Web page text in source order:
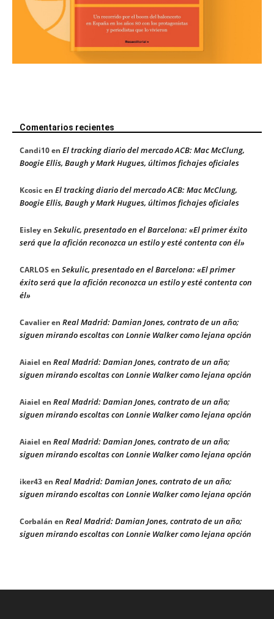
Comentarios recientes
Candi10en El tracking diario del mercado ACB: Mac McClung,
Boogie Ellis, Baugh y Mark Hugues, últimos fichajes oficiales
Kcosicen El tracking diario del mercado ACB: Mac McClung,
Boogie Ellis, Baugh y Mark Hugues, últimos fichajes oficiales
Eisleyen Sekulic, presentado en el Barcelona: «El primer éxito
será que la afición reconozca un estilo y esté contenta con él»
CARLOS en Sekulic, presentado en el Barcelona: «El primer
éxito será que la afición reconozca un estilo y esté contenta con
él»
Cavalieren Real Madrid: Damian Jones, contrato de un año;
siguen mirando escoltas con Lonnie Walker como lejana opción
Aiaiel en Real Madrid: Damian Jones, contrato de un año;
siguen mirando escoltas con Lonnie Walker como lejana opción
Aiaiel en Real Madrid: Damian Jones, contrato de un año;
siguen mirando escoltas con Lonnie Walker como lejana opción
Aiaiel en Real Madrid: Damian Jones, contrato de un año;
siguen mirando escoltas con Lonnie Walker como lejana opción
iker43en Real Madrid: Damian Jones, contrato de un año;
siguen mirando escoltas con Lonnie Walker como lejana opción
Corbalán en Real Madrid: Damian Jones, contrato de un año;
siguen mirando escoltas con Lonnie Walker como lejana opción